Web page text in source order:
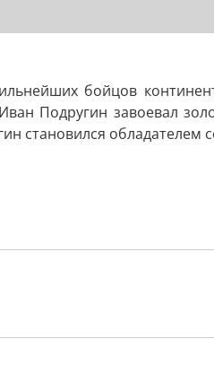
бойцов
Подругин завоевал
становился обладателем